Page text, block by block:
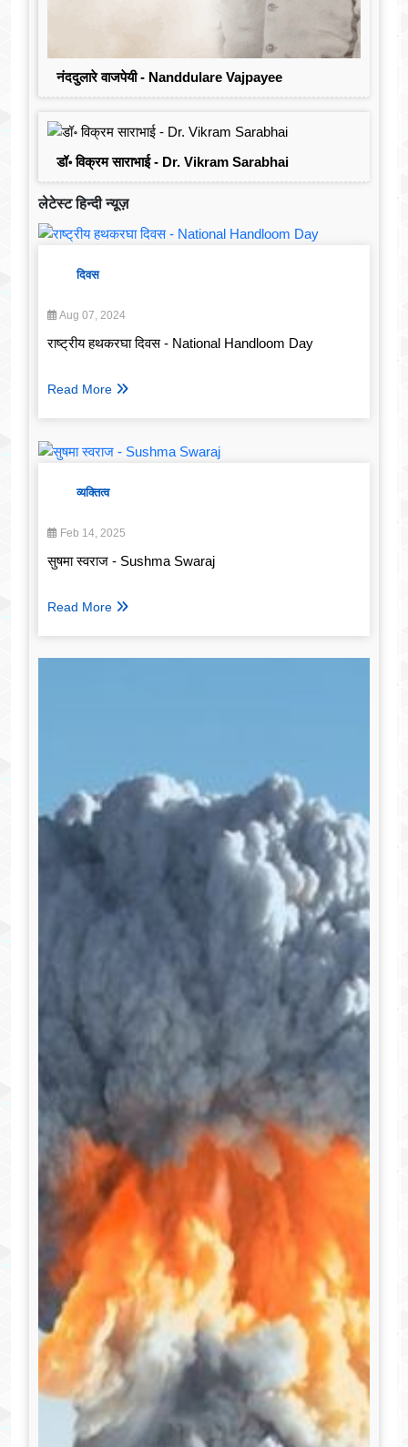
नंददुलारे वाजपेयी - Nanddulare Vajpayee
डॉ॰ विक्रम साराभाई - Dr. Vikram Sarabhai
लेटेस्ट हिन्दी न्यूज़
दिवस
Aug 07, 2024
राष्ट्रीय हथकरघा दिवस - National Handloom Day
Read More
व्यक्तित्व
Feb 14, 2025
सुषमा स्वराज - Sushma Swaraj
Read More